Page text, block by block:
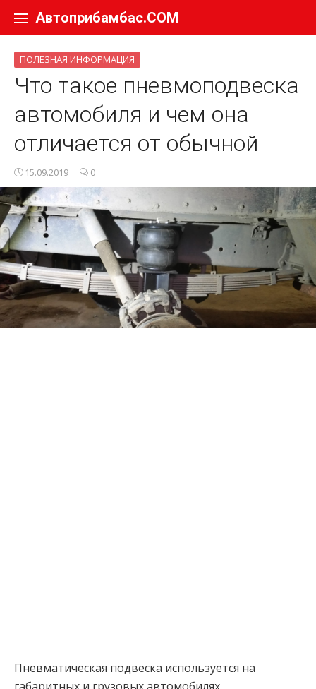
Автоприбамбас.COM
ПОЛЕЗНАЯ ИНФОРМАЦИЯ
Что такое пневмоподвеска
автомобиля и чем она
отличается от обычной
15.09.2019 0
Пневматическая подвеска используется на